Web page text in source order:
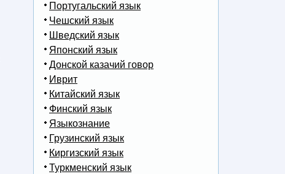
Португальский язык
Чешский язык
Шведский язык
Японский язык
Донской казачий говор
Иврит
Китайский язык
Финский язык
Языкознание
Грузинский язык
Киргизский язык
Туркменский язык